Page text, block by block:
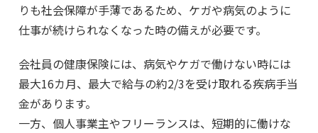
りも社会保障が手薄であるため、ケガや病気のように
仕事が続けられなくなった時の備えが必要です。
会社員の健康保険には、病気やケガで働けない時には
最大16カ月、最大で給与の約2/3を受け取れる疾病手当
金があります。
一方、個人事業主やフリーランスは、短期的に働けな